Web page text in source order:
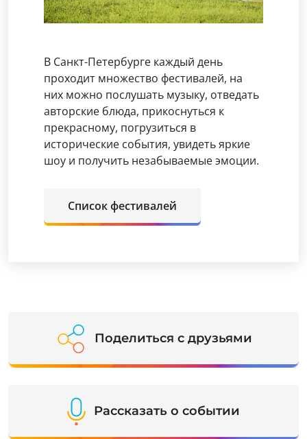
В Санкт-Петербурге каждый день
проходит множество фестивалей, на
них можно послушать музыку, отведать
авторские блюда, прикоснуться к
прекрасному, погрузиться в
исторические события, увидеть яркие
шоу и получить незабываемые эмоции.
Список фестивалей
Поделиться с друзьями
Рассказать о событии